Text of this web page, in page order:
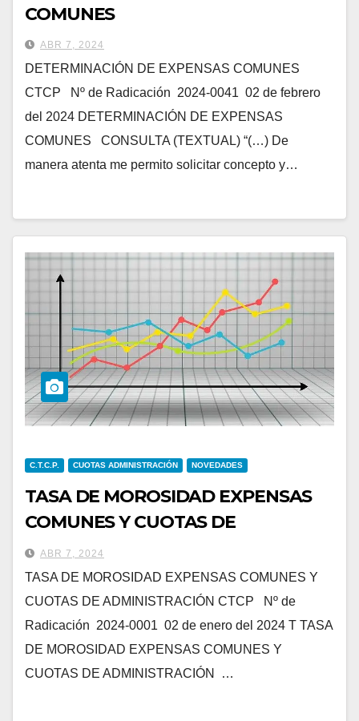
COMUNES
ABR 7, 2024
DETERMINACIÓN DE EXPENSAS COMUNES
CTCP Nº de Radicación 2024-0041 02 de febrero
del 2024 DETERMINACIÓN DE EXPENSAS
COMUNES CONSULTA (TEXTUAL) “(…) De
manera atenta me permito solicitar concepto y…
C.T.C.P. CUOTAS ADMINISTRACIÓN NOVEDADES
TASA DE MOROSIDAD EXPENSAS
COMUNES Y CUOTAS DE
ADMINISTRACIÓN
ABR 7, 2024
TASA DE MOROSIDAD EXPENSAS COMUNES Y
CUOTAS DE ADMINISTRACIÓN CTCP Nº de
Radicación 2024-0001 02 de enero del 2024 T TASA
DE MOROSIDAD EXPENSAS COMUNES Y
CUOTAS DE ADMINISTRACIÓN …